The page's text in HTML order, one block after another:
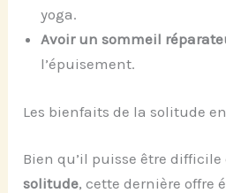
yoga.
Avoir un sommeil
l’épuisement.
Les bienfaits de la solitude
Bien qu’il puisse être difficile
solitude, cette dernière offre